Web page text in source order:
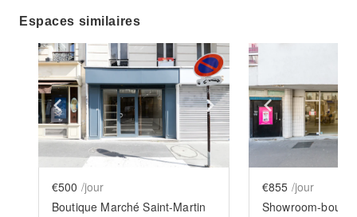
Espaces similaires
Show previous slide Show next slide
€500 /jour
Boutique Marché Saint-Martin
Show
€855 /jour